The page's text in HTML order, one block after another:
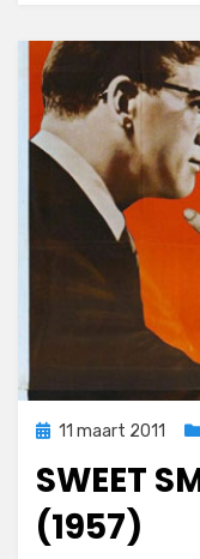
Geplaatst
11 maart 2011
SWEET
(1957)